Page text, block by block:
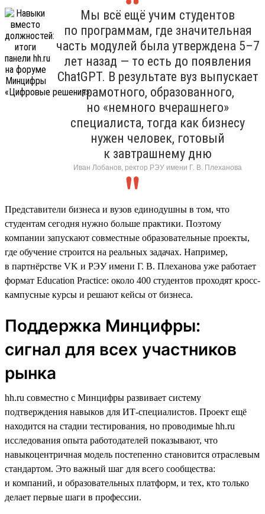
Мы всё ещё учим студентов
по программам, где значительная
часть модулей была утверждена 5–7
лет назад — то есть до появления
ChatGPT. В результате вуз выпускает
грамотного, образованного,
но «немного вчерашнего»
специалиста, тогда как бизнесу
нужен человек, готовый
к завтрашнему дню
Иван Лобанов, ректор РЭУ имени Г. В. Плеханова
Представители бизнеса и вузов единодушны в том, что
студентам сегодня нужно больше практики. Поэтому
компании запускают совместные образовательные проекты,
где обучение строится на реальных задачах. Например,
в партнёрстве VK и РЭУ имени Г. В. Плеханова уже работает
формат Education Practice: около 400 студентов проходят кросс-
кампусные курсы и решают кейсы от бизнеса.
Поддержка Минцифры:
сигнал для всех участников
рынка
hh.ru совместно с Минцифры развивает систему
подтверждения навыков для ИТ-специалистов. Проект ещё
находится на стадии тестирования, но проводимые hh.ru
исследования опыта работодателей показывают, что
навыкоцентричная модель постепенно становится отраслевым
стандартом. Это важный шаг для всего сообщества:
и компаний, и образовательных платформ, и тех, кто только
делает первые шаги в профессии.